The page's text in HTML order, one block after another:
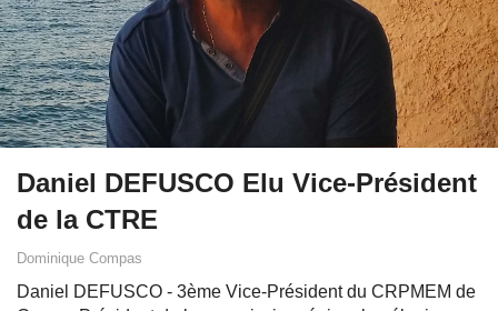
Daniel DEFUSCO Elu Vice-Président
de la CTRE
Dominique Compas
Daniel DEFUSCO - 3ème Vice-Président du CRPMEM de